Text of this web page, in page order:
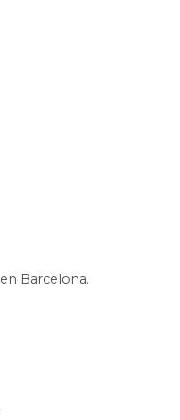
Barcelona.